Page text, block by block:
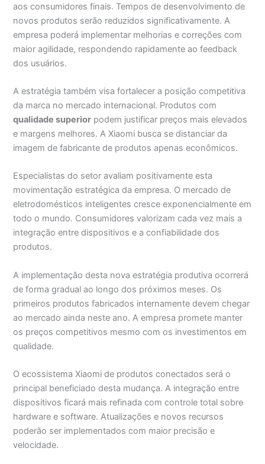
aos consumidores finais. Tempos de desenvolvimento de
novos produtos serão reduzidos significativamente. A
empresa poderá implementar melhorias e correções com
maior agilidade, respondendo rapidamente ao feedback
dos usuários.
A estratégia também visa fortalecer a posição competitiva
da marca no mercado internacional. Produtos com
qualidade superior podem justificar preços mais elevados
e margens melhores. A Xiaomi busca se distanciar da
imagem de fabricante de produtos apenas econômicos.
Especialistas do setor avaliam positivamente esta
movimentação estratégica da empresa. O mercado de
eletrodomésticos inteligentes cresce exponencialmente em
todo o mundo. Consumidores valorizam cada vez mais a
integração entre dispositivos e a confiabilidade dos
produtos.
A implementação desta nova estratégia produtiva ocorrerá
de forma gradual ao longo dos próximos meses. Os
primeiros produtos fabricados internamente devem chegar
ao mercado ainda neste ano. A empresa promete manter
os preços competitivos mesmo com os investimentos em
qualidade.
O ecossistema Xiaomi de produtos conectados será o
principal beneficiado desta mudança. A integração entre
dispositivos ficará mais refinada com controle total sobre
hardware e software. Atualizações e novos recursos
poderão ser implementados com maior precisão e
velocidade.